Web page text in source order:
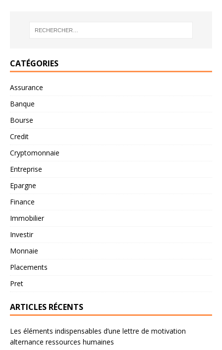
CATÉGORIES
Assurance
Banque
Bourse
Credit
Cryptomonnaie
Entreprise
Epargne
Finance
Immobilier
Investir
Monnaie
Placements
Pret
ARTICLES RÉCENTS
Les éléments indispensables d’une lettre de motivation
alternance ressources humaines